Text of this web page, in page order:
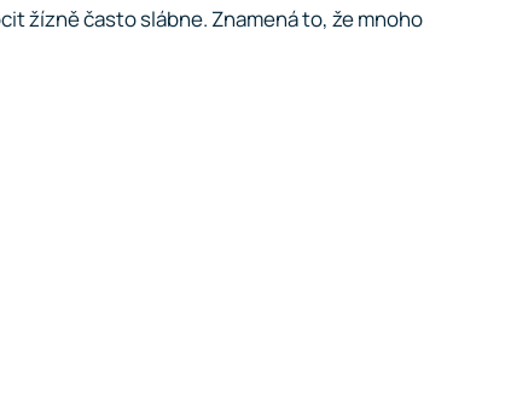
žízně často slábne. Znamená to, že mnoho